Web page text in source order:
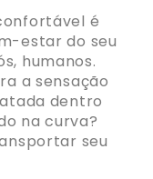
é
estar do seu
humanos.
a sensação
dentro
na curva?
seu